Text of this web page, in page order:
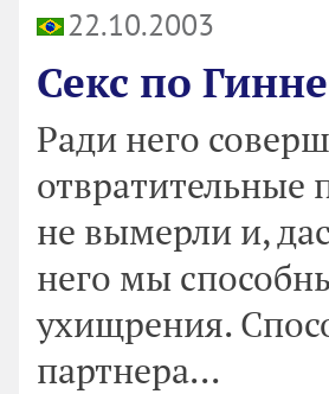
22.10.2003
Секс по
Ради него
отвратительные
не вымерли и,
него мы
ухищрения.
партнера...